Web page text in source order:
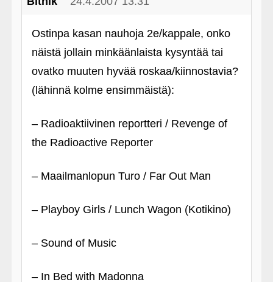
Ostinpa kasan nauhoja 2e/kappale, onko
näistä jollain minkäänlaista kysyntää tai
ovatko muuten hyvää roskaa/kiinnostavia?
(lähinnä kolme ensimmäistä):
– Radioaktiivinen reportteri / Revenge of
the Radioactive Reporter
– Maailmanlopun Turo / Far Out Man
– Playboy Girls / Lunch Wagon (Kotikino)
– Sound of Music
– In Bed with Madonna